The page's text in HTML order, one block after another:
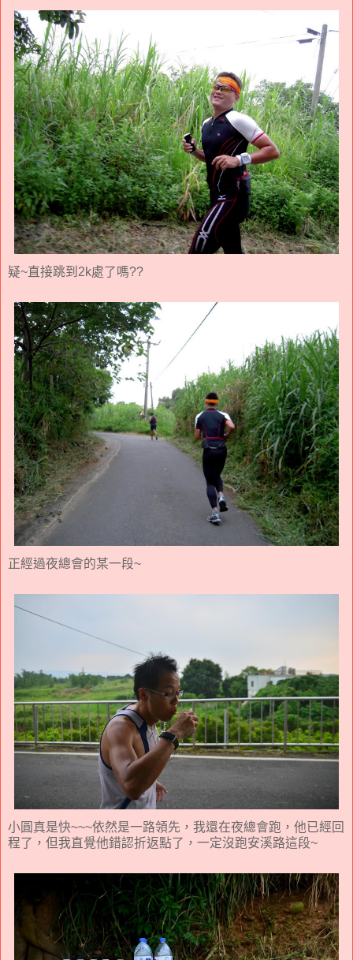
疑~直接跳到2k處了嗎??
正經過夜總會的某一段~
小圓真是快~~~依然是一路領先，我還在夜總會跑，他已經回
程了，但我直覺他錯認折返點了，一定沒跑安溪路這段~